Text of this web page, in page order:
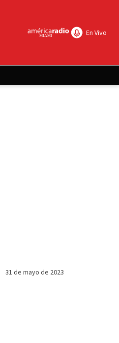
En Vivo
31 de mayo de 2023